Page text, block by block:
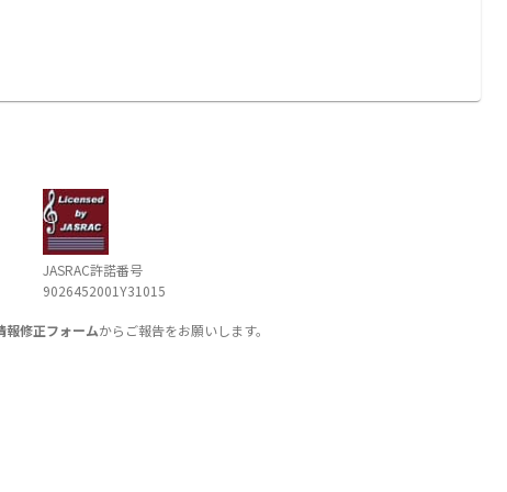
JASRAC許諾番号
9026452001Y31015
報修正フォームからご報告をお願いします。